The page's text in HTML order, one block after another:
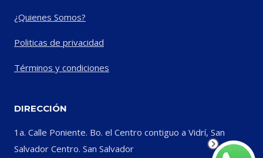
¿Quienes Somos?
Politicas de privacidad
Términos y condiciones
DIRECCIÓN
1a. Calle Poniente. Bo. el Centro contiguo a Vidrí, San
Salvador Centro. San Salvador